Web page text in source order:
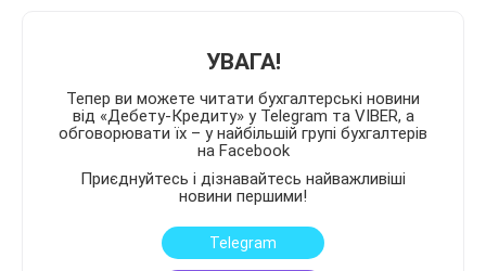
УВАГА!
Тепер ви можете читати бухгалтерські новини
від «Дебету-Кредиту» у Telegram та VIBER, а
обговорювати їх – у найбільшій групі бухгалтерів
на Facebook
Приєднуйтесь і дізнавайтесь найважливіші
новини першими!
Telegram